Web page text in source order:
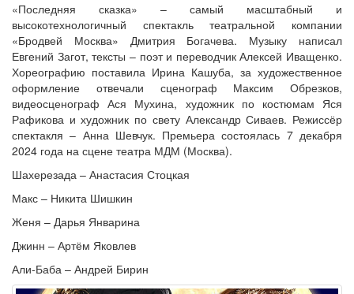
«Последняя сказка» – самый масштабный и
высокотехнологичный спектакль театральной компании
«Бродвей Москва» Дмитрия Богачева. Музыку написал
Евгений Загот, тексты – поэт и переводчик Алексей Иващенко.
Хореографию поставила Ирина Кашуба, за художественное
оформление отвечали сценограф Максим Обрезков,
видеосценограф Ася Мухина, художник по костюмам Яся
Рафикова и художник по свету Александр Сиваев. Режиссёр
спектакля – Анна Шевчук. Премьера состоялась 7 декабря
2024 года на сцене театра МДМ (Москва).
Шахерезада – Анастасия Стоцкая
Макс – Никита Шишкин
Женя – Дарья Январина
Джинн – Артём Яковлев
Али-Баба – Андрей Бирин